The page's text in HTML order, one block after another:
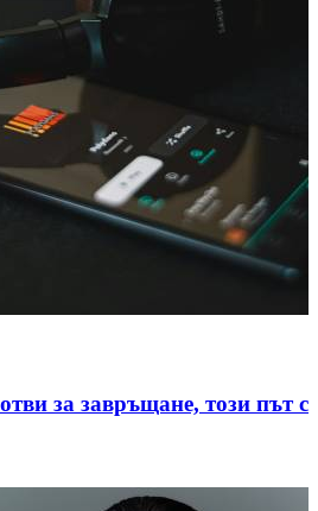
за завръщане, този път с